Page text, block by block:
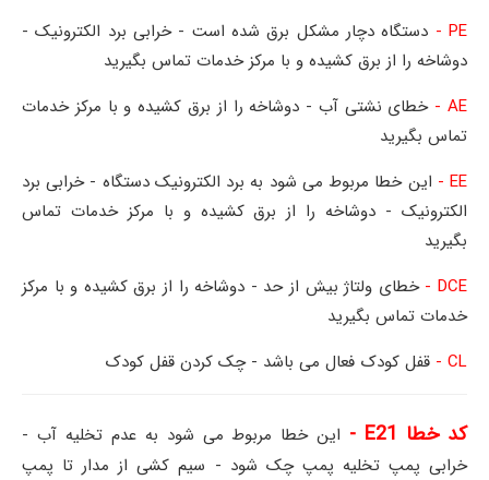
PE -
دستگاه دچار مشکل برق شده است - خرابی برد الکترونیک -
دوشاخه را از برق کشیده و با مرکز خدمات تماس بگیرید
AE -
خطای نشتی آب - دوشاخه را از برق کشیده و با مرکز خدمات
تماس بگیرید
EE -
این خطا مربوط می شود به برد الکترونیک دستگاه - خرابی برد
الکترونیک - دوشاخه را از برق کشیده و با مرکز خدمات تماس
بگیرید
DCE -
خطای ولتاژ بیش از حد - دوشاخه را از برق کشیده و با مرکز
خدمات تماس بگیرید
CL -
قفل کودک فعال می باشد - چک کردن قفل کودک
کد خطا E21 -
این خطا مربوط می شود به عدم تخلیه آب -
خرابی پمپ تخلیه پمپ چک شود - سیم کشی از مدار تا پمپ